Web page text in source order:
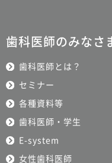
歯科医師のみなさ
歯科医師とは？
セミナー
各種資料等
歯科医師・学生
E-system
女性歯科医師